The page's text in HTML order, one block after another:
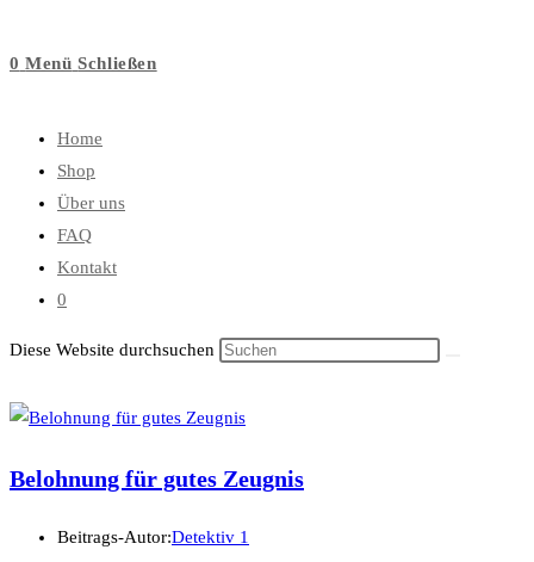
0 Menü Schließen
Home
Shop
Über uns
FAQ
Kontakt
0
Diese Website durchsuchen
Belohnung für gutes Zeugnis
Beitrags-Autor:Detektiv 1